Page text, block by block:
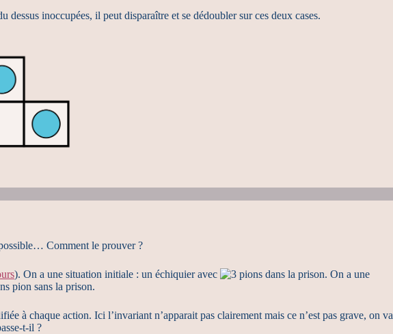
inoccupées, il peut disparaître et se dédoubler sur ces deux cases.
Comment le prouver ?
). On a une situation initiale : un échiquier avec
pions dans la prison. On a une
pion sans la prison.
à chaque action. Ici l’invariant n’apparait pas clairement mais ce n’est pas grave, on va
t-il ?